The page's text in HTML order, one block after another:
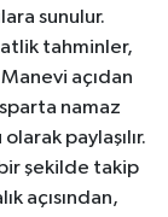
sunulur.
tahminler,
açıdan
namaz
paylaşılır.
şekilde takip
açısından,